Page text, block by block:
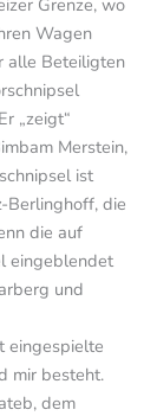
Wagen
alle Beteiligten
„zeigt“
Merstein,
ist
Berlinghoff, die
die auf
eingeblendet
und
eingespielte
mir besteht.
dem